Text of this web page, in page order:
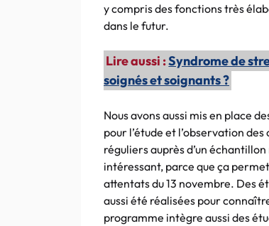
y compris des fonctions très
dans le futur.
Lire aussi :Syndrome de
soignés et soignants ?
Nous avons aussi mis en place
pour l’étude et l’observation
réguliers auprès d’un
intéressant, parce que ça
attentats du 13 novembre. Des
aussi été réalisées pour
programme intègre aussi des